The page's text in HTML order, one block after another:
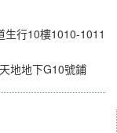
生行10樓1010-1011
地地下G10號鋪